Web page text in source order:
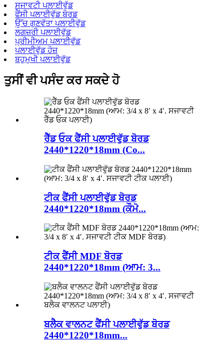
ਸਜਾਵਟੀ ਪਲਾਈਵੁੱਡ
ਫੈਂਸੀ ਪਲਾਈਵੁੱਡ ਬੋਰਡ
ਉੱਚ ਗੁਣਵੱਤਾ ਪਲਾਈਵੁੱਡ
ਲਗਜ਼ਰੀ ਪਲਾਈਵੁੱਡ
ਪ੍ਰੀਮੀਅਮ ਪਲਾਈਵੁੱਡ
ਪਲਾਈਵੁੱਡ ਹੋਜ਼
ਬਹੁਮੁਖੀ ਪਲਾਈਵੁੱਡ
ਤੁਸੀਂ ਵੀ ਪਸੰਦ ਕਰ ਸਕਦੇ ਹੋ
ਰੈੱਡ ਓਕ ਫੈਂਸੀ ਪਲਾਈਵੁੱਡ ਬੋਰਡ
2440*1220*18mm (Co...
ਟੀਕ ਫੈਂਸੀ ਪਲਾਈਵੁੱਡ ਬੋਰਡ
2440*1220*18mm (ਕੌਮੋ...
ਟੀਕ ਫੈਂਸੀ MDF ਬੋਰਡ
2440*1220*18mm (ਆਮ: 3...
ਬਲੈਕ ਵਾਲਨਟ ਫੈਂਸੀ ਪਲਾਈਵੁੱਡ ਬੋਰਡ
2440*1220*18mm...